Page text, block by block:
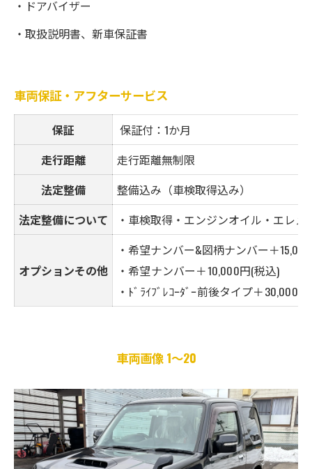
・ドアバイザー
・取扱説明書、新車保証書
車両保証・アフターサービス
保証
保証付：1か月
走行距離
走行距離無制限
法定整備
整備込み（車検取得込み）
法定整備について
・車検取得・エンジンオイル・エレ
オプションその他
・希望ナンバー&図柄ナンバー＋
・希望ナンバー＋10,000円(税込)
・ﾄﾞﾗｲﾌﾞﾚｺｰﾀﾞｰ前後タイプ＋30,000
車両画像 1～20